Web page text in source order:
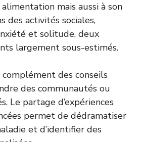
mais aussi à son
des activités sociales,
et solitude, deux
largement sous-estimés.
complément des conseils
des communautés ou
Le partage d’expériences
permet de dédramatiser
et d’identifier des